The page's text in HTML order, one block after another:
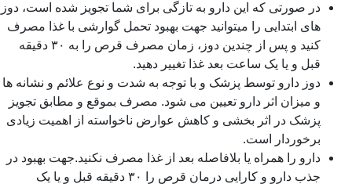
در صورتی که این دارو به تازگی برای شما تجویز شده است، دوز
های ابتدایی را میتوانید جهت بهبود تحمل گوارشی با غذا مصرف
کنید و پس از چندین دوز، زمان مصرف قرص را به ۳۰ دقیقه
قبل و یا یک ساعت بعد غذا تغییر دهید.
دوز دارو توسط پزشک و با توجه به شدت و نوع علائم و نشانه ها
و میزان اثر دارو تعیین مى شود. مصرف بموقع و مطابق تجویز
پزشک در اثر بخشى و کاهش عوارض ناخواسته از اهمیت زیادى
برخوردار است.
دارو را همراه یا بلافاصله بعد از غذا مصرف نکنید.جهت بهبود در
جذب دارو و کارایی درمان قرص را ۳۰ دقیقه قبل و یا یک